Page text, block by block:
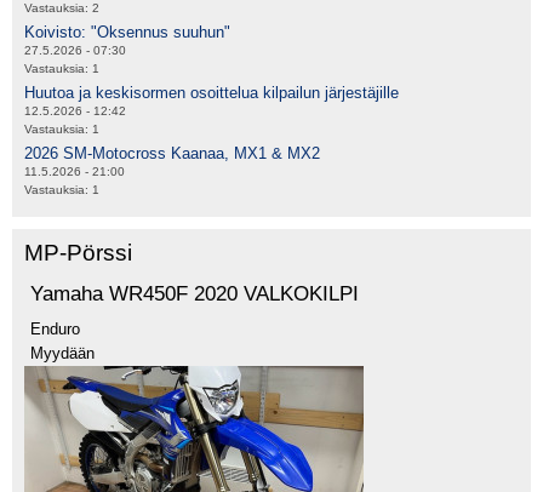
Vastauksia: 2
Koivisto: "Oksennus suuhun"
27.5.2026 - 07:30
Vastauksia: 1
Huutoa ja keskisormen osoittelua kilpailun järjestäjille
12.5.2026 - 12:42
Vastauksia: 1
2026 SM-Motocross Kaanaa, MX1 & MX2
11.5.2026 - 21:00
Vastauksia: 1
MP-Pörssi
Yamaha WR450F 2020 VALKOKILPI
Enduro
Myydään